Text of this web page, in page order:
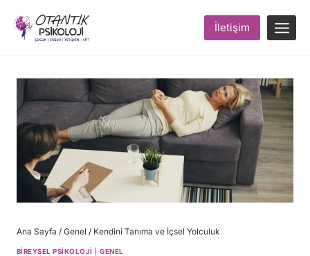
content
İletişim
Ana Sayfa / Genel / Kendini Tanıma ve İçsel Yolculuk
BIREYSEL PSIKOLOJI |GENEL